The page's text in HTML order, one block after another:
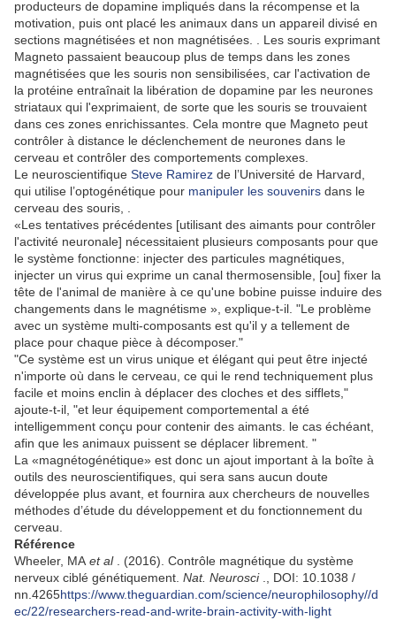
producteurs de dopamine impliqués dans la récompense et la
motivation, puis ont placé les animaux dans un appareil divisé en
sections magnétisées et non magnétisées. . Les souris exprimant
Magneto passaient beaucoup plus de temps dans les zones
magnétisées que les souris non sensibilisées, car l'activation de
la protéine entraînait la libération de dopamine par les neurones
striataux qui l'exprimaient, de sorte que les souris se trouvaient
dans ces zones enrichissantes. Cela montre que Magneto peut
contrôler à distance le déclenchement de neurones dans le
cerveau et contrôler des comportements complexes.
Le neuroscientifique Steve Ramirez de l’Université de Harvard,
qui utilise l’optogénétique pour manipuler les souvenirs dans le
cerveau des souris,
«Les tentatives précédentes [utilisant des aimants pour contrôler
l'activité neuronale] nécessitaient plusieurs composants pour que
le système fonctionne: injecter des particules magnétiques,
injecter un virus qui exprime un canal thermosensible, [ou] fixer la
tête de l'animal de manière à ce qu'une bobine puisse induire des
changements dans le magnétisme », explique-t-il. "Le problème
avec un système multi-composants est qu'il y a tellement de
place pour chaque pièce à décomposer."
"Ce système est un virus unique et élégant qui peut être injecté
n'importe où dans le cerveau, ce qui le rend techniquement plus
facile et moins enclin à déplacer des cloches et des sifflets,"
ajoute-t-il, "et leur équipement comportemental a été
intelligemment conçu pour contenir des aimants. le cas échéant,
afin que les animaux puissent se déplacer librement. "
La «magnétogénétique» est donc un ajout important à la boîte à
outils des neuroscientifiques, qui sera sans aucun doute
développée plus avant, et fournira aux chercheurs de nouvelles
méthodes d’étude du développement et du fonctionnement du
cerveau.
Référence
Wheeler, MA et al. (2016). Contrôle magnétique du système
nerveux ciblé génétiquement. Nat. Neurosci., DOI: 10.1038 /
nn.4265https://www.theguardian.com/science/neurophilosophy//d
ec/22/researchers-read-and-write-brain-activity-with-light